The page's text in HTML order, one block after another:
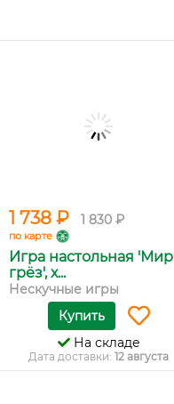
1 738 ₽ 1 830 ₽
по карте
Игра настольная 'Мир
грёз', х...
Нескучные игры
Купить
На складе
Дата доставки: 12 августа